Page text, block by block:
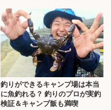
釣りができるキャンプ場は本当
に魚釣れる？ 釣りのプロが実釣
検証＆キャンプ飯も満喫